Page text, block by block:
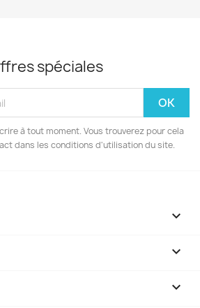
spéciales
à tout moment. Vous trouverez pour cela
dans les conditions d'utilisation du site.


